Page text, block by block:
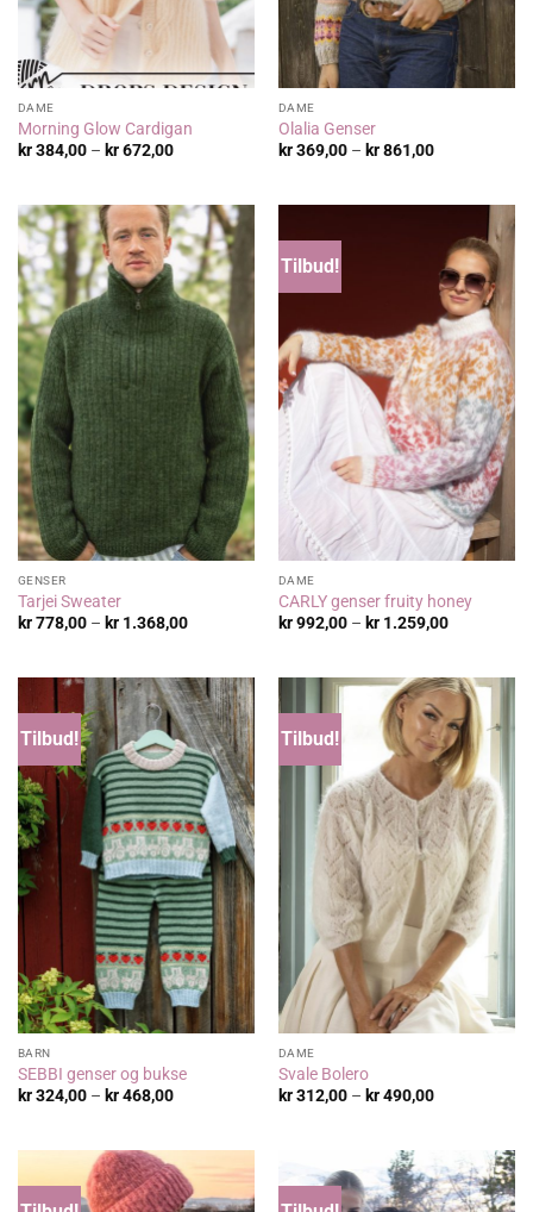
DAME
Morning Glow Cardigan
kr384,00 – kr672,00Prisområde:
DAME
Olalia Genser
kr369,00 – kr861,00Prisområde:
GENSER
Tarjei Sweater
kr778,00 – kr1.368,00Prisområde:
Tilbud!
DAME
CARLY genser fruity honey
kr992,00 – kr1.259,00
Tilbud!
BARN
SEBBI genser og bukse
kr324,00 – kr468,00Prisområde:
Tilbud!
DAME
Svale Bolero
kr312,00 – kr490,00Prisområde: